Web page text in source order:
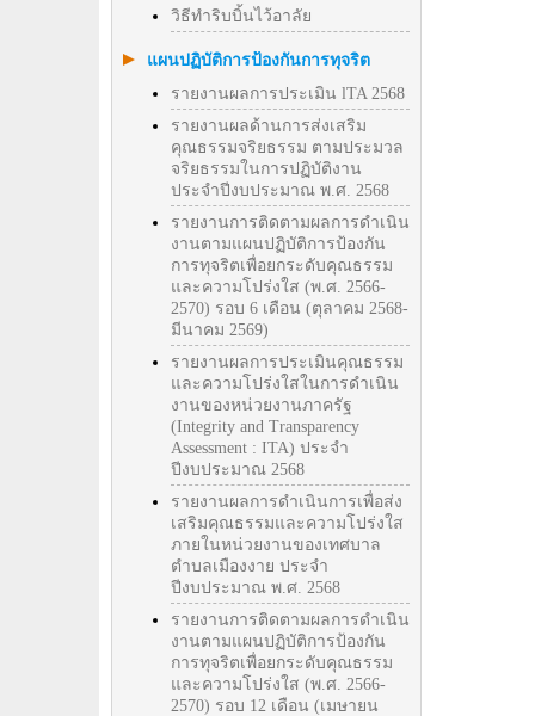
วิธีทําริบบิ้นไว้อาลัย
แผนปฏิบัติการป้องกันการทุจริต
รายงานผลการประเมิน lTA 2568
รายงานผลด้านการส่งเสริม
คุณธรรมจริยธรรม ตามประมวล
จริยธรรมในการปฏิบัติงาน
ประจำปีงบประมาณ พ.ศ. 2568
รายงานการติดตามผลการดำเนิน
งานตามแผนปฏิบัติการป้องกัน
การทุจริตเพื่อยกระดับคุณธรรม
และความโปร่งใส (พ.ศ. 2566-
2570) รอบ 6 เดือน (ตุลาคม 2568-
มีนาคม 2569)
รายงานผลการประเมินคุณธรรม
และความโปร่งใสในการดำเนิน
งานของหน่วยงานภาครัฐ
(Integrity and Transparency
Assessment : ITA) ประจำ
ปีงบประมาณ 2568
รายงานผลการดำเนินการเพื่อส่ง
เสริมคุณธรรมและความโปร่งใส
ภายในหน่วยงานของเทศบาล
ตำบลเมืองงาย ประจำ
ปีงบประมาณ พ.ศ. 2568
รายงานการติดตามผลการดำเนิน
งานตามแผนปฏิบัติการป้องกัน
การทุจริตเพื่อยกระดับคุณธรรม
และความโปร่งใส (พ.ศ. 2566-
2570) รอบ 12 เดือน (เมษายน